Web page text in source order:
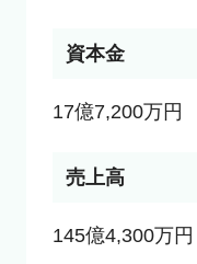
資本金
17億7,200万円
売上高
145億4,300万円